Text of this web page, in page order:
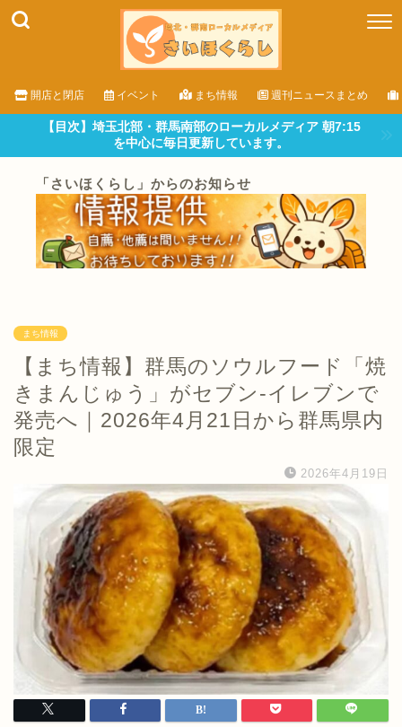
開店と閉店 イベント まち情報 週刊ニュースまとめ
【目次】埼玉北部・群馬南部のローカルメディア 朝7:15
を中心に毎日更新しています。
「さいほくらし」からのお知らせ
まち情報
【まち情報】群馬のソウルフード「焼
きまんじゅう」がセブン-イレブンで
発売へ｜2026年4月21日から群馬県内
限定
2026年4月19日